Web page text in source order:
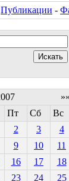
Публикации -
»»
Пт Сб
Вс
2 3
4
9 10
11
16 17
18
23 24
25